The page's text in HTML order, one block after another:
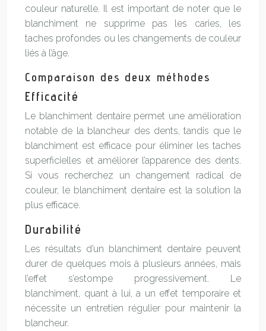
couleur naturelle. Il est important de noter que le
blanchiment ne supprime pas les caries, les
taches profondes ou les changements de couleur
liés à l’âge.
Comparaison des deux méthodes
Efficacité
Le blanchiment dentaire permet une amélioration
notable de la blancheur des dents, tandis que le
blanchiment est efficace pour éliminer les taches
superficielles et améliorer l’apparence des dents.
Si vous recherchez un changement radical de
couleur, le blanchiment dentaire est la solution la
plus efficace.
Durabilité
Les résultats d’un blanchiment dentaire peuvent
durer de quelques mois à plusieurs années, mais
l’effet s’estompe progressivement. Le
blanchiment, quant à lui, a un effet temporaire et
nécessite un entretien régulier pour maintenir la
blancheur.